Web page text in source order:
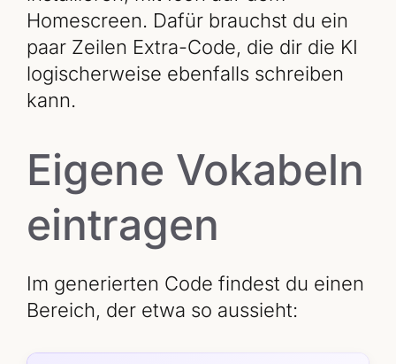
Homescreen. Dafür brauchst du ein
paar Zeilen Extra-Code, die dir die KI
logischerweise ebenfalls schreiben
kann.
Eigene Vokabeln
eintragen
Im generierten Code findest du einen
Bereich, der etwa so aussieht: